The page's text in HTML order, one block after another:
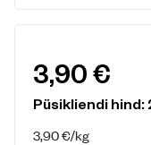
3,90€
Püsikliendi hind:
3,90€/kg